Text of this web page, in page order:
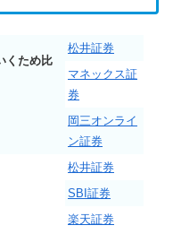
くため比
松井証券
マネックス証
券
岡三オンライ
ン証券
松井証券
SBI証券
楽天証券